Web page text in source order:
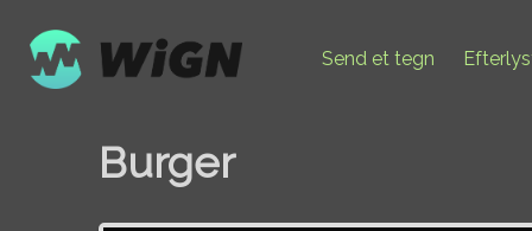
Send et tegn
Burger